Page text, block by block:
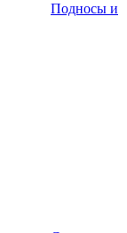
Подносы и